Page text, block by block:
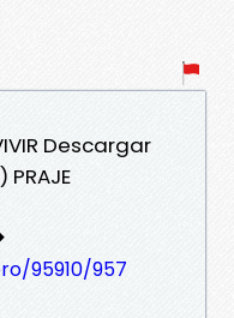
Descargar
PRAJE
95910/957